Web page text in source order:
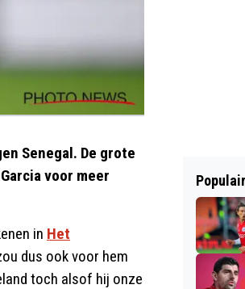
Senegal. De grote
voor meer
in Het
dus ook voor hem
toch alsof hij onze